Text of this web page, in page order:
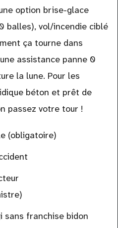
option brise-glace
balles), vol/incendie ciblé
ça tourne dans
assistance panne 0
la lune. Pour les
béton et prêt de
passez votre tour !
(obligatoire)
sans franchise bidon